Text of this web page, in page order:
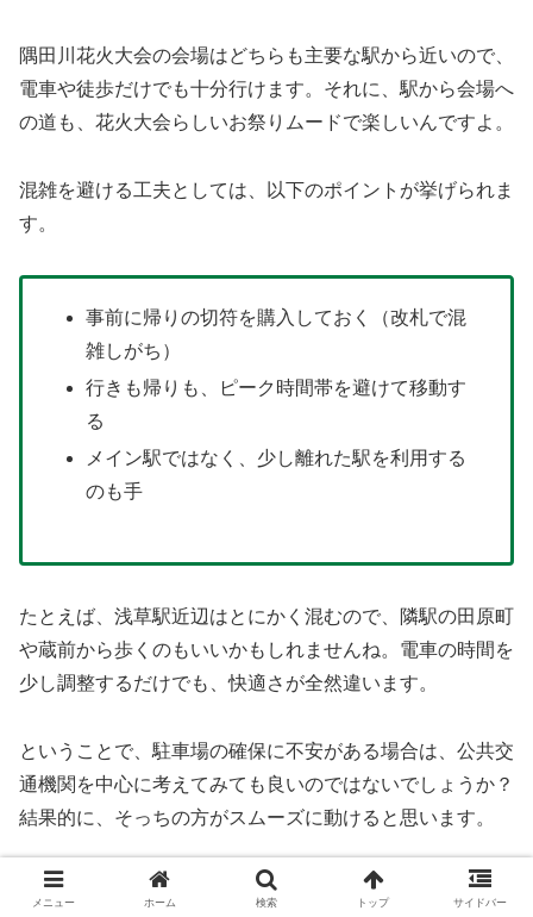
隅田川花火大会の会場はどちらも主要な駅から近いので、
電車や徒歩だけでも十分行けます。それに、駅から会場へ
の道も、花火大会らしいお祭りムードで楽しいんですよ。
混雑を避ける工夫としては、以下のポイントが挙げられま
す。
事前に帰りの切符を購入しておく（改札で混
雑しがち）
行きも帰りも、ピーク時間帯を避けて移動す
る
メイン駅ではなく、少し離れた駅を利用する
のも手
たとえば、浅草駅近辺はとにかく混むので、隣駅の田原町
や蔵前から歩くのもいいかもしれませんね。電車の時間を
少し調整するだけでも、快適さが全然違います。
ということで、駐車場の確保に不安がある場合は、公共交
通機関を中心に考えてみても良いのではないでしょうか？
結果的に、そっちの方がスムーズに動けると思います。
まとめ
メニュー ホーム 検索 トップ サイドバー